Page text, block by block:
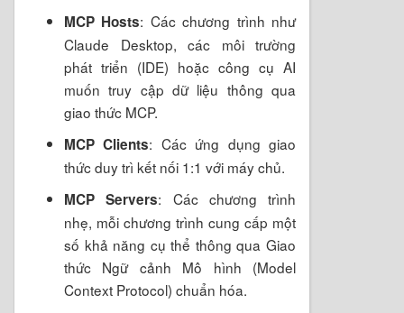
MCP Hosts: Các chương trình như
Claude Desktop, các môi trường
phát triển (IDE) hoặc công cụ AI
muốn truy cập dữ liệu thông qua
giao thức MCP.
MCP Clients: Các ứng dụng giao
thức duy trì kết nối 1:1 với máy chủ.
MCP Servers: Các chương trình
nhẹ, mỗi chương trình cung cấp một
số khả năng cụ thể thông qua Giao
thức Ngữ cảnh Mô hình (Model
Context Protocol) chuẩn hóa.